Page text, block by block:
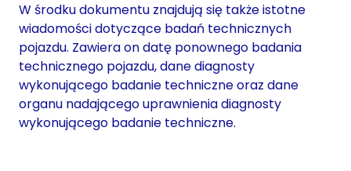
W środku dokumentu znajdują się także istotne
wiadomości dotyczące badań technicznych
pojazdu. Zawiera on datę ponownego badania
technicznego pojazdu, dane diagnosty
wykonującego badanie techniczne oraz dane
organu nadającego uprawnienia diagnosty
wykonującego badanie techniczne.